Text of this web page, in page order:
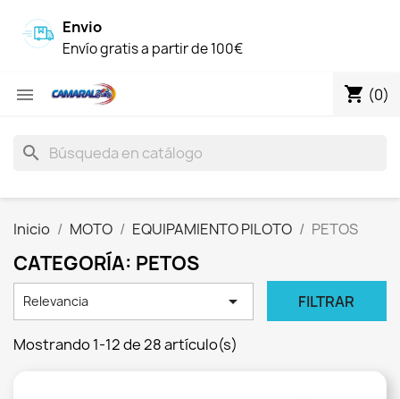
Envio
Envío gratis a partir de 100€
 shopping_cart (0)
search
Inicio MOTO EQUIPAMIENTO PILOTO PETOS
CATEGORÍA: PETOS
Relevancia  FILTRAR
Mostrando 1-12 de 28 artículo(s)